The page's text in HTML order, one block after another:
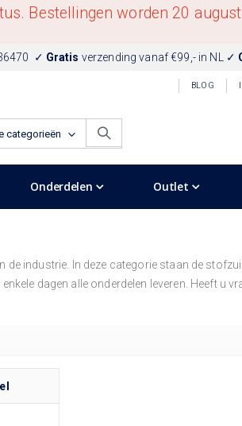
Bestellingen worden 20
✓ Gratis verzending vanaf €99,- in NL ✓
BLOG
Onderdelen Outlet
industrie. In deze categorie staan de
dagen alle onderdelen leveren. Heeft u